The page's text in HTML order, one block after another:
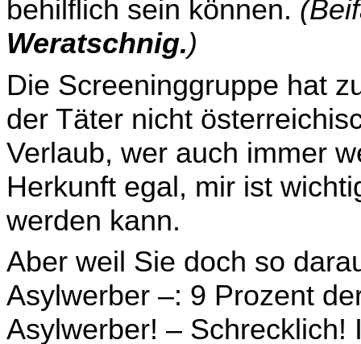
behilflich sein können.
Weratschnig.)
Die Screeninggruppe hat
der Täter nicht
Verlaub, wer auch immer
Herkunft egal, mir ist
werden kann.
Aber weil Sie doch so
Asylwerber –: 9 Prozent
Asylwerber! – Schrecklich!